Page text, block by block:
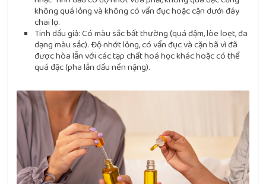
không quá lỏng và không có vẩn đục hoặc cặn dưới đáy
chai lọ.
Tinh dầu giả: Có màu sắc bất thường (quá đậm, lòe loẹt, đa
dạng màu sắc). Độ nhớt lỏng, có vẩn đục và cặn bã vì đã
được hòa lẫn với các tạp chất hoá học khác hoặc có thể
quá đặc (pha lẫn dầu nền nặng).